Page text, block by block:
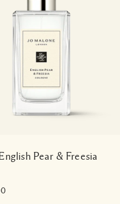
Pear & Freesia